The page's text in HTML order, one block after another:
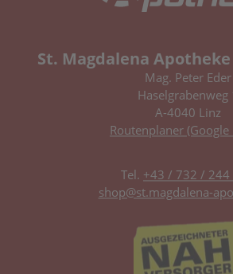
St. Magdalena Apotheke
Mag. Peter Eder
Haselgrabenweg
A-4040 Linz
Routenplaner (Google
Tel. +43 / 732 / 244
shop@st.magdalena-